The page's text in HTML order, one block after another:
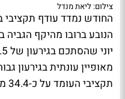
צילום: ליאת מנדל
הנובע ברובו מהיקף
מאופיין עונתית בגירעון
תקציבי העומד על כ-34.4 מיליארד שקל.